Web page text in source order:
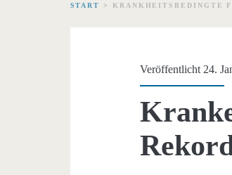
START > KRANKHEITSBEDINGTE
Fehlzeiten</
Veröffentlicht 24.